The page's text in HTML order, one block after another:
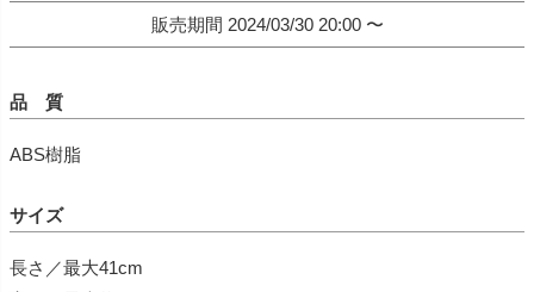
販売期間 2024/03/30 20:00 〜
品 質
ABS樹脂
サイズ
長さ／最大41cm